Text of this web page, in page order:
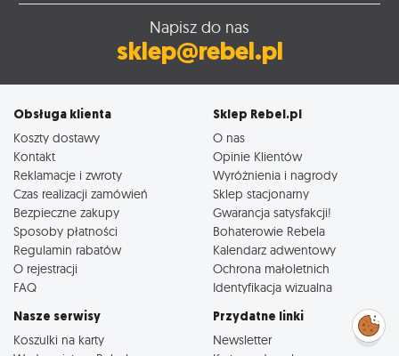
Napisz do nas
sklep@rebel.pl
Obsługa klienta
Koszty dostawy
Kontakt
Reklamacje i zwroty
Czas realizacji zamówień
Bezpieczne zakupy
Sposoby płatności
Regulamin rabatów
O rejestracji
FAQ
Sklep Rebel.pl
O nas
Opinie Klientów
Wyróżnienia i nagrody
Sklep stacjonarny
Gwarancja satysfakcji!
Bohaterowie Rebela
Kalendarz adwentowy
Ochrona małoletnich
Identyfikacja wizualna
Nasze serwisy
Koszulki na karty
Przydatne linki
Newsletter
Zarządzaj
preferencjami
cookies